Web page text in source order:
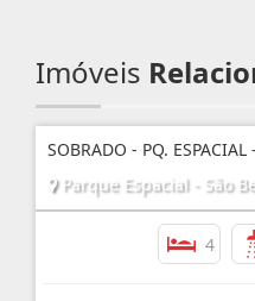
Imóveis
SOBRADO - PQ. ESPACIAL
Parque Espacial - São
4